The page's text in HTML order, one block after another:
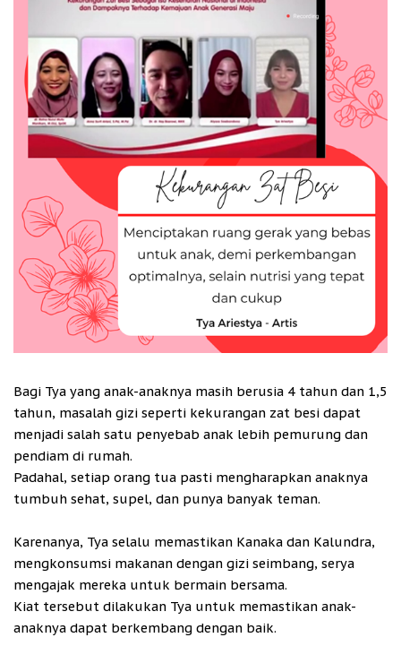
Bagi Tya yang anak-anaknya masih berusia 4 tahun dan 1,5
tahun, masalah gizi seperti kekurangan zat besi dapat
menjadi salah satu penyebab anak lebih pemurung dan
pendiam di rumah.
Padahal, setiap orang tua pasti mengharapkan anaknya
tumbuh sehat, supel, dan punya banyak teman.
Karenanya, Tya selalu memastikan Kanaka dan Kalundra,
mengkonsumsi makanan dengan gizi seimbang, serya
mengajak mereka untuk bermain bersama.
Kiat tersebut dilakukan Tya untuk memastikan anak-
anaknya dapat berkembang dengan baik.